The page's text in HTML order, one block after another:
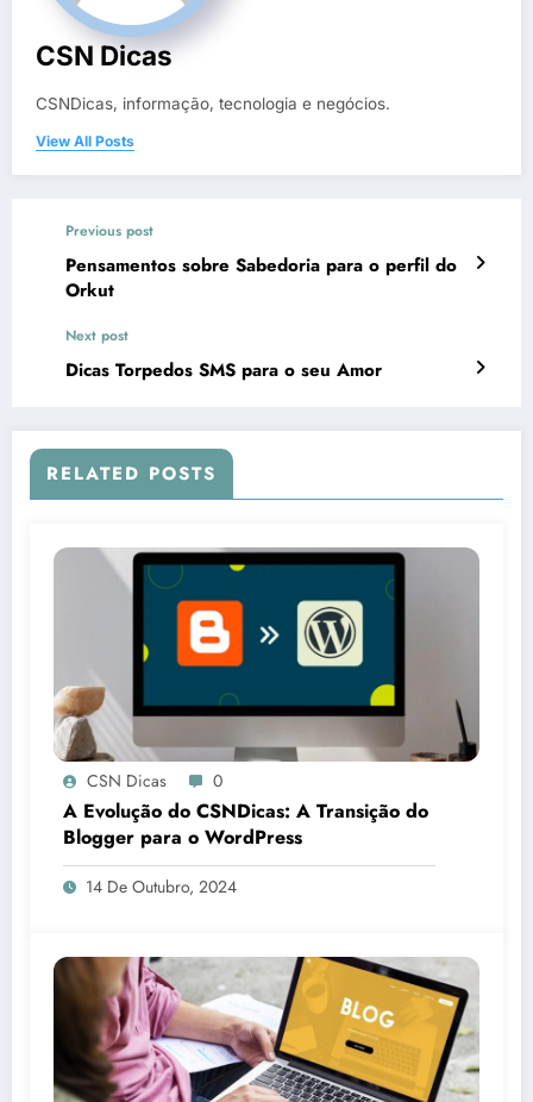
CSN Dicas
CSNDicas, informação, tecnologia e negócios.
View All Posts
Previous post
Pensamentos sobre Sabedoria para o perfil do
Orkut
Next post
Dicas Torpedos SMS para o seu Amor
RELATED POSTS
CSN Dicas 0
A Evolução do CSNDicas: A Transição do
Blogger para o WordPress
14 De Outubro, 2024